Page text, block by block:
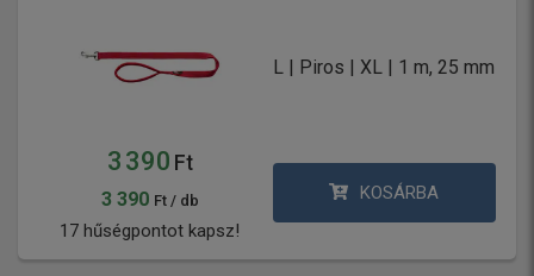
L | Piros | XL | 1 m, 25 mm
3 390 Ft
3 390 Ft / db
17 hűségpontot kapsz!
KOSÁRBA